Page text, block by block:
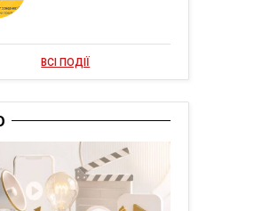
ВСІ ПОДІЇ